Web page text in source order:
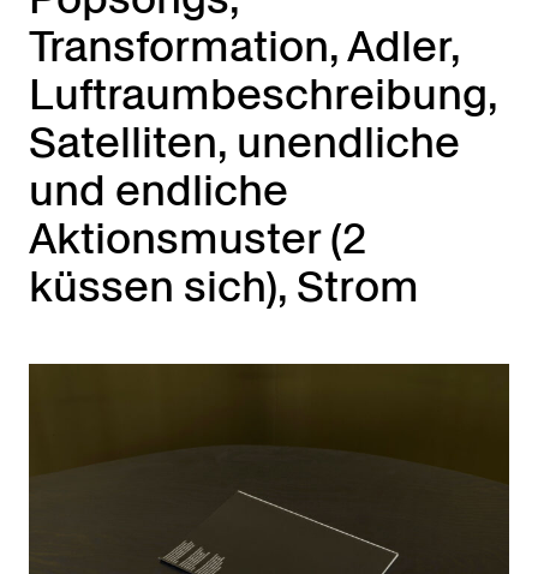
Transformation, Adler,
Luftraumbeschreibung,
Satelliten, unendliche
und endliche
Aktionsmuster (2
küssen sich), Strom